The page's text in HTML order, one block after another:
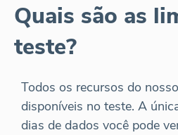
Quais são as
teste?
Todos os recursos do
disponíveis no teste. A
dias de dados você pode